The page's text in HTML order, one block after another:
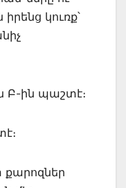
կուռք՝
Բ-ին պաշտէ։
քարոզներ